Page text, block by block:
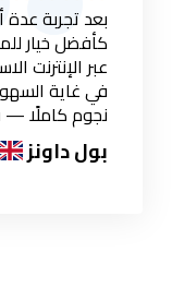
كأفضل خيار
عبر الإنترنت
نجوم كاملًا —
بول داونز